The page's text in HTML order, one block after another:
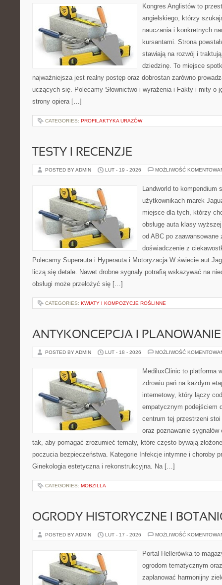
Kongres Anglistów to
angielskiego, którzy
nauczania i konkretnych
kursantami. Strona
stawiają na rozwój i
dziedzinę. To miejsce
najważniejsza jest realny postęp oraz dobrostan zarówno
uczących się. Polecamy Słownictwo i wyrażenia i Fakty i mity o
strony opiera […]
CATEGORIES: PROFILAKTYKA URAZÓW
TESTY I RECENZJE
POSTED BY ADMIN LUT - 19 - 2026 MOŻLIWOŚĆ
Landworld to kompendium
użytkownikach marek
miejsce dla tych, którzy
obsługę auta klasy
od ABC po zaawansowane
doświadczenie z
Polecamy Superauta i Hyperauta i Motoryzacja W świecie aut
liczą się detale. Nawet drobne sygnały potrafią wskazywać na
obsługi może przełożyć się […]
CATEGORIES: KWIATY I KOMPOZYCJE ROŚLINNE
ANTYKONCEPCJA I
POSTED BY ADMIN LUT - 18 - 2026 MOŻLIWOŚĆ
MediluxClinic to platforma
zdrowiu pań na każdym
internetowy, który łączy
empatycznym podejściem
centrum tej przestrzeni
oraz poznawanie
tak, aby pomagać zrozumieć tematy, które często bywają
poczucia bezpieczeństwa. Kategorie Infekcje intymne i choroby
Ginekologia estetyczna i rekonstrukcyjna. Na […]
CATEGORIES: MOBZILLA
OGRODY HISTORYCZNE I
POSTED BY ADMIN LUT - 17 - 2026 MOŻLIWOŚĆ
Portal Hellerówka to
ogrodom tematycznym
zaplanować harmonijny